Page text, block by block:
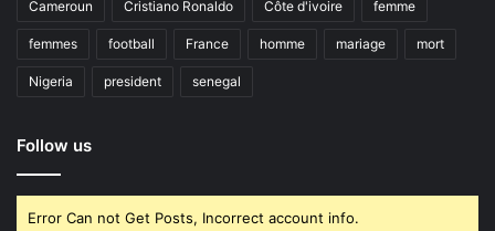
Cameroun Cristiano Ronaldo Côte d'ivoire femme
femmes football France homme mariage mort
Nigeria president senegal
Follow us
Error Can not Get Posts, Incorrect account info.